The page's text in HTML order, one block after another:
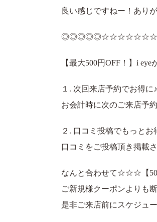
良い感じですねー！あり
【最大500円OFF！】i
１. 次回来店予約でお得に♪
お会計時に次のご来店予
２. 口コミ投稿でもっとお
口コミをご投稿頂き掲載
なんと合わせて☆☆☆【
ご新規様クーポンよりも
是非ご来店前にスケジュ